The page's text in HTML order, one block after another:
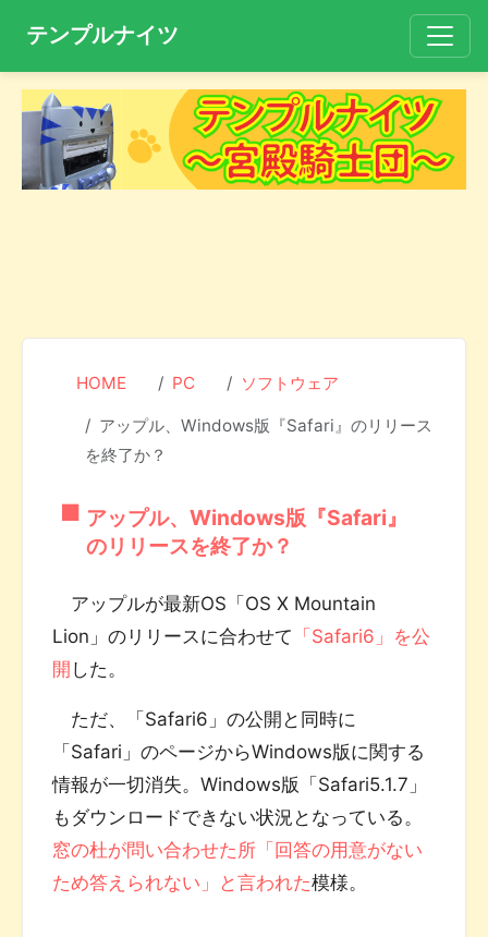
テンプルナイツ
HOME PC ソフトウェア
アップル、Windows版『Safari』のリリース
を終了か？
アップル、Windows版『Safari』
のリリースを終了か？
アップルが最新OS「OS X Mountain
Lion」のリリースに合わせて 「Safari6」を公
開 した。
ただ、「Safari6」の公開と同時に
「Safari」のページからWindows版に関する
情報が一切消失。Windows版「Safari5.1.7」
もダウンロードできない状況となっている。
窓の杜が問い合わせた所「回答の用意がない
ため答えられない」と言われた模様。